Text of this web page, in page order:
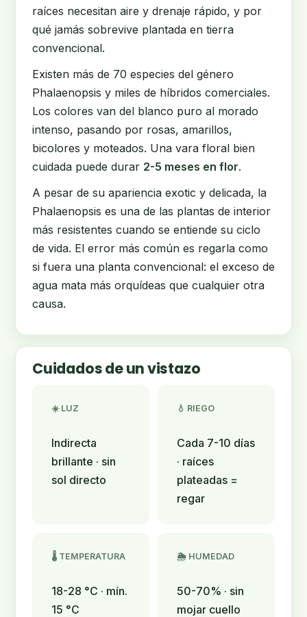
raíces necesitan aire y drenaje rápido, y por
qué jamás sobrevive plantada en tierra
convencional.
Existen más de 70 especies del género
Phalaenopsis y miles de híbridos comerciales.
Los colores van del blanco puro al morado
intenso, pasando por rosas, amarillos,
bicolores y moteados. Una vara floral bien
cuidada puede durar 2-5 meses en flor.
A pesar de su apariencia exotic y delicada, la
Phalaenopsis es una de las plantas de interior
más resistentes cuando se entiende su ciclo
de vida. El error más común es regarla como
si fuera una planta convencional: el exceso de
agua mata más orquídeas que cualquier otra
causa.
Cuidados de un vistazo
☀️ LUZ
Indirecta
brillante · sin
sol directo
💧 RIEGO
Cada 7-10 días
· raíces
plateadas =
regar
🌡️ TEMPERATURA
18-28 °C · mín.
15 °C
🌦 HUMEDAD
50-70% · sin
mojar cuello